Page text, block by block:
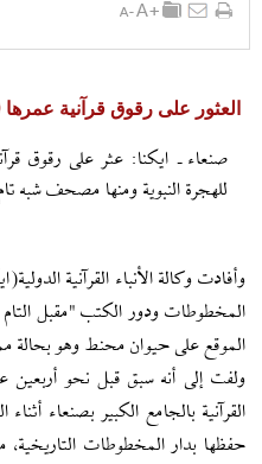
العثور على رقوق قرآنية عمرها 1400 سنة في اليمن
صنعاء ـ ايكنا: عثر على رقوق
للهجرة النبوية ومنها مصحف شبه
وأفادت وكالة الأنباء القرآنية
المخطوطات ودور الكتب "مقبل
الموقع على حيوان محنط وهو بحالة
ولفت إلى أنه سبق قبل نحو
القرآنية بالجامع الكبير بصنعاء
حفظها بدار المخطوطات